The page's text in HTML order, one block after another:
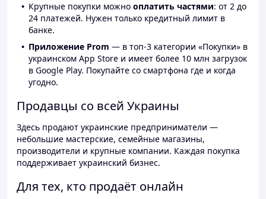
Крупные покупки можно оплатить частями: от 2 до
24 платежей. Нужен только кредитный лимит в
банке.
Приложение Prom — в топ-3 категории «Покупки» в
украинском App Store и имеет более 10 млн загрузок
в Google Play. Покупайте со смартфона где и когда
угодно.
Продавцы со всей Украины
Здесь продают украинские предприниматели —
небольшие мастерские, семейные магазины,
производители и крупные компании. Каждая покупка
поддерживает украинский бизнес.
Для тех, кто продаёт онлайн